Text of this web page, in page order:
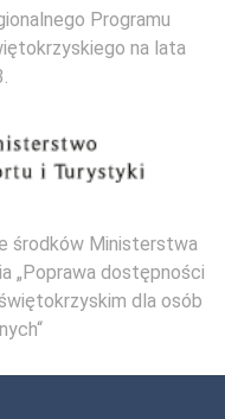
Programu
na lata
środków Ministerstwa
„Poprawa dostępności
dla osób